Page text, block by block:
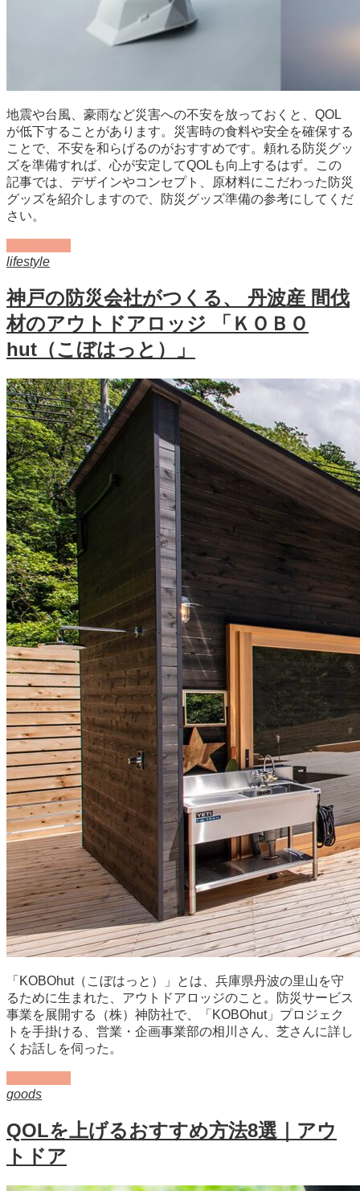
地震や台風、豪雨など災害への不安を放っておくと、QOL
が低下することがあります。災害時の食料や安全を確保する
ことで、不安を和らげるのがおすすめです。頼れる防災グッ
ズを準備すれば、心が安定してQOLも向上するはず。この
記事では、デザインやコンセプト、原材料にこだわった防災
グッズを紹介しますので、防災グッズ準備の参考にしてくだ
さい。
lifestyle
神戸の防災会社がつくる、 丹波産 間伐
材のアウトドアロッジ 「ＫＯＢＯ
hut（こぼはっと）」
「KOBOhut（こぼはっと）」とは、兵庫県丹波の里山を守
るために生まれた、アウトドアロッジのこと。防災サービス
事業を展開する（株）神防社で、「KOBOhut」プロジェク
トを手掛ける、営業・企画事業部の相川さん、芝さんに詳し
くお話しを伺った。
goods
QOLを上げるおすすめ方法8選｜アウ
トドア